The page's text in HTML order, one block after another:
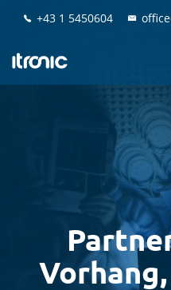
+43 1 5450604
+43 1 5450604
Vorhang,